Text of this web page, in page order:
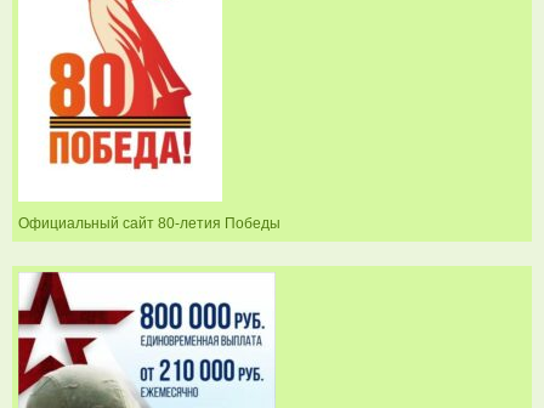
Официальный сайт 80-летия Победы